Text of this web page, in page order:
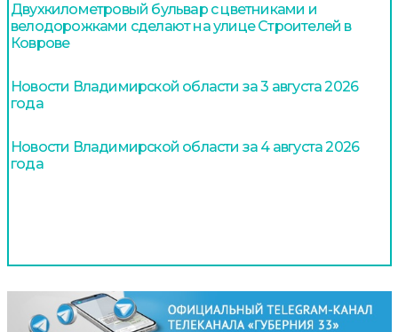
Двухкилометровый бульвар с цветниками и
велодорожками сделают на улице Строителей в
Коврове
Новости Владимирской области за 3 августа 2026
года
Новости Владимирской области за 4 августа 2026
года